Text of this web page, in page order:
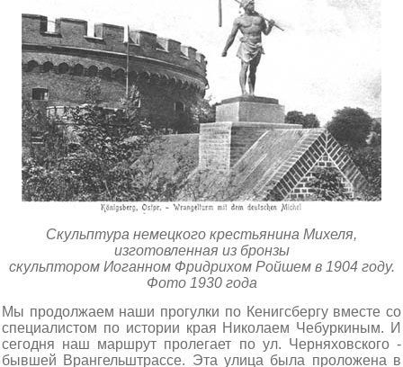
Скульптура немецкого крестьянина Михеля,
изготовленная из бронзы
скульптором Иоганном Фридрихом Ройшем в 1904 году.
Фото 1930 года
Мы продолжаем наши прогулки по Кенигсбергу вместе со
специалистом по истории края Николаем Чебуркиным. И
сегодня наш маршрут пролегает по ул. Черняховского -
бывшей Врангельштрассе. Эта улица была проложена в